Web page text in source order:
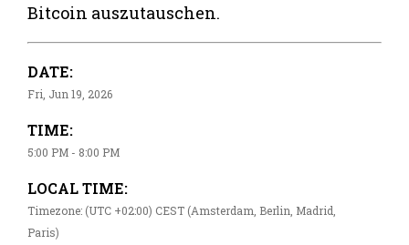
Bitcoin auszutauschen.
DATE:
Fri, Jun 19, 2026
TIME:
5:00 PM - 8:00 PM
LOCAL TIME:
Timezone: (UTC +02:00) CEST (Amsterdam, Berlin, Madrid,
Paris)